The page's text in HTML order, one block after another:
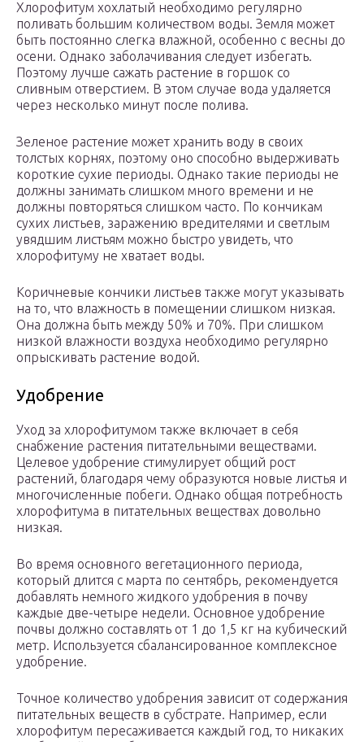
Хлорофитум хохлатый необходимо регулярно
поливать большим количеством воды. Земля может
быть постоянно слегка влажной, особенно с весны до
осени. Однако заболачивания следует избегать.
Поэтому лучше сажать растение в горшок со
сливным отверстием. В этом случае вода удаляется
через несколько минут после полива.
Зеленое растение может хранить воду в своих
толстых корнях, поэтому оно способно выдерживать
короткие сухие периоды. Однако такие периоды не
должны занимать слишком много времени и не
должны повторяться слишком часто. По кончикам
сухих листьев, заражению вредителями и светлым
увядшим листьям можно быстро увидеть, что
хлорофитуму не хватает воды.
Коричневые кончики листьев также могут указывать
на то, что влажность в помещении слишком низкая.
Она должна быть между 50% и 70%. При слишком
низкой влажности воздуха необходимо регулярно
опрыскивать растение водой.
Удобрение
Уход за хлорофитумом также включает в себя
снабжение растения питательными веществами.
Целевое удобрение стимулирует общий рост
растений, благодаря чему образуются новые листья и
многочисленные побеги. Однако общая потребность
хлорофитума в питательных веществах довольно
низкая.
Во время основного вегетационного периода,
который длится с марта по сентябрь, рекомендуется
добавлять немного жидкого удобрения в почву
каждые две-четыре недели. Основное удобрение
почвы должно составлять от 1 до 1,5 кг на кубический
метр. Используется сбалансированное комплексное
удобрение.
Точное количество удобрения зависит от содержания
питательных веществ в субстрате. Например, если
хлорофитум пересаживается каждый год, то никаких